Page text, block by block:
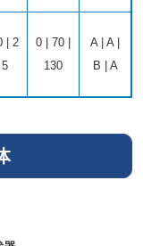
| 2
5
0 | 70 |
130
A | A |
B | A